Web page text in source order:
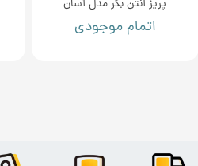
پریز آنتن بکر مدل آسان
اتمام موجودی